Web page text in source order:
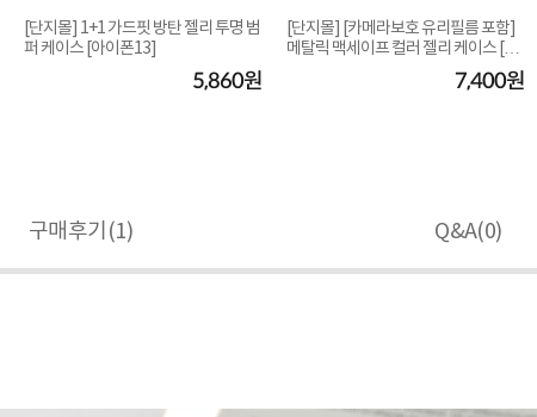
[단지몰] 1+1 가드핏 방탄 젤리 투명 범
퍼 케이스 [아이폰13]
5,860원
[단지몰] [카메라보호 유리필름 포함]
메탈릭 맥세이프 컬러 젤리 케이스 [아
7,400원
구매후기(1) Q&A(0)